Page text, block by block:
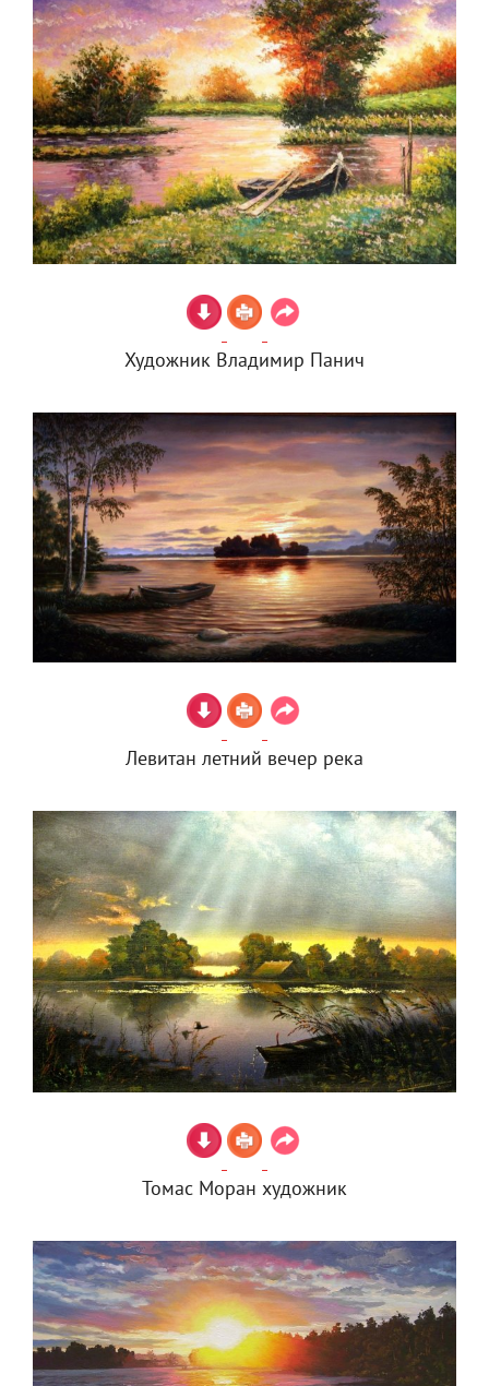
Художник Владимир Панич
Левитан летний вечер река
Томас Моран художник